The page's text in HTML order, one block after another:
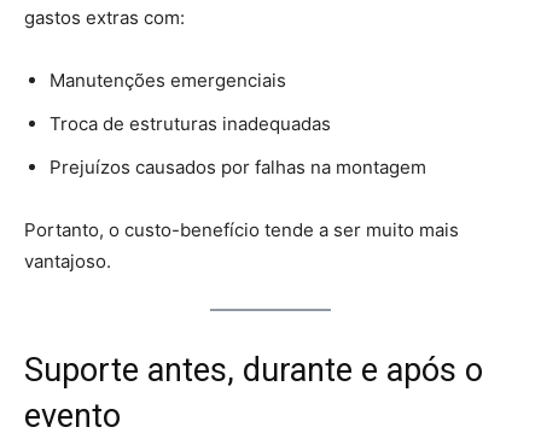
gastos extras com:
Manutenções emergenciais
Troca de estruturas inadequadas
Prejuízos causados por falhas na montagem
Portanto, o custo-benefício tende a ser muito mais
vantajoso.
Suporte antes, durante e após o
evento